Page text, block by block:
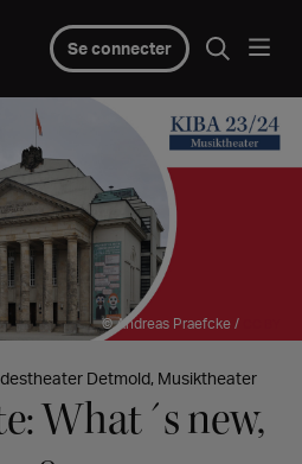
Se connecter
© Andreas Praefcke /
Detmold, Musiktheater
What´s new,